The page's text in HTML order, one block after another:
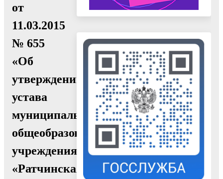
от
11.03.2015
№ 655
«Об
утверждении
устава
муниципального
общеобразовательного
учреждения
«Ратчинская